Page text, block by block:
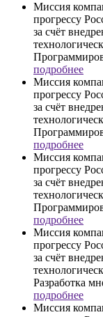
Миссия
прогрессу
за счёт
подробнее
Миссия
прогрессу
за счёт
подробнее
Миссия
прогрессу
за счёт
подробнее
Миссия
прогрессу
за счёт
Разработка
подробнее
Миссия